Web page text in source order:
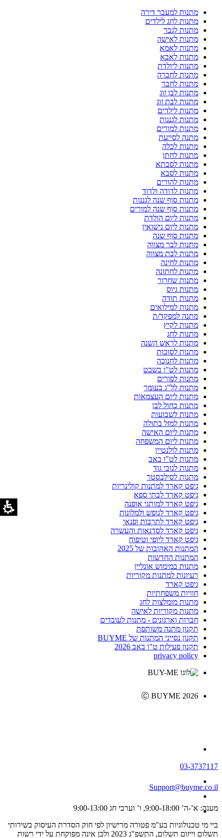
מתנות למעבר דירה
מתנות לחג לילדים
מתנות לגבר
מתנות לאישה
מתנות לאמא
מתנות לאבא
מתנות ליולדת
מתנות לחברה
מתנות לחבר
מתנות לבן זוג
מתנות לבת זוג
מתנות לילדים
מתנות לגננות
מתנות למורים
מתנה לסייעת
מתנות לכלה
מתנות לחתן
מתנות לסבתא
מתנות לסבא
מתנות להורים
מתנות לדודה ולדוד
מתנות סוף שנה לגננות
מתנות סוף שנה למורים
מתנות ליום הולדת
מתנות ליום נישואין
מתנות סוף שנה
מתנות לבר מצווה
מתנות לבת מצווה
מתנות לחינה
מתנות לחתונה
מתנות שחרור
מתנות גיוס
מתנות תודה
מתנות למילואים
מתנה למפקד/ת
מתנות לקיץ
מתנות לחג
מתנות לראש השנה
מתנות לסוכות
מתנות לחנוכה
מתנות לט"ו בשבט
מתנות לפורים
מתנות לל"ג בעומר
מתנות ליום העצמאות
מתנות כחול לבן
מתנות לשבועות
מתנות למזל בתולה
מתנות ליום האישה
מתנות ליום המשפחה
מתנות לולנטיין
מתנות לט"ו באב
מתנות לנובי גוד
מתנות לסילבסטר
גיפט קארד למתנות קולינריות
גיפט קארד לבתי ספא
גיפט קארד למותגי אופנה
גיפט קארד לנופש ולמלונות
גיפט קארד לתרבות ופנאי
גיפט קארד לסדנאות והעשרה
גיפט קארד ליופי וטיפוח
המתנות האהובות של 2025
המתנות החדשות
מתנות במימוש אונליין
רעיונות למתנות מקוריות
גיפט קארד
חוויות משפחתיות
מתנות מומלצות לחג
מתנות מקוריות לאישה
חברות וארגונים - מתנות לעובדים
תקנון מתנה משותפת
תקנון נסייני המתנות של BUYME
תקנון פעילות ט"ו באב 2026
privacy policy
Ⓒ BUYME 2026
03-3737117
Support@buyme.co.il
מענה: א’-ה’ 9:00-18:00, ו’ וערבי חג 9:00-13:00
ביי מי טכנולוגיות בע"מ פטורה מרישיון לפי חוק הסדרת העיסוק בשירותי
תשלום וייזום תשלום, התשפ"ג 2023 ולכן אינה מפוקחת על ידי רשות